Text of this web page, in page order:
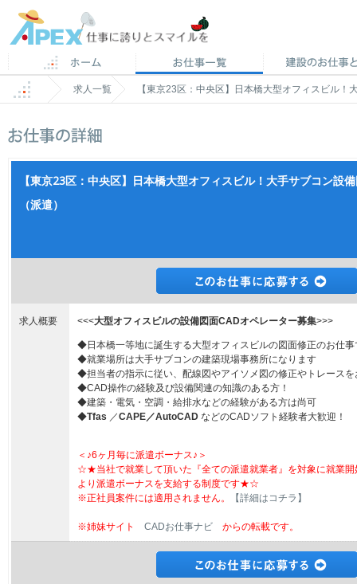
求人一覧 【東京23区：中央区】日本橋大型オフィスビル
【東京23区：中央区】日本橋大型オフィスビル！大手サブコン設
（派遣）
求人概要 <<<大型オフィスビルの設備図面CADオペレーター募集>>>
◆日本橋一等地に誕生する大型オフィスビルの図面修正のお仕事
◆就業場所は大手サブコンの建築現場事務所になります
◆担当者の指示に従い、配線図やアイソメ図の修正やトレースを
◆CAD操作の経験及び設備関連の知識のある方！
◆建築・電気・空調・給排水などの経験がある方は尚可
◆Tfas ／CAPE／AutoCAD などのCADソフト経験者大歓迎！
＜♪6ヶ月毎に派遣ボーナス♪＞
☆★当社で就業して頂いた『全ての派遣就業者』を対象に就業開
より派遣ボーナスを支給する制度です★☆
※正社員案件には適用されません。
【詳細はコチラ】
※姉妹サイト CADお仕事ナビ からの転載です。